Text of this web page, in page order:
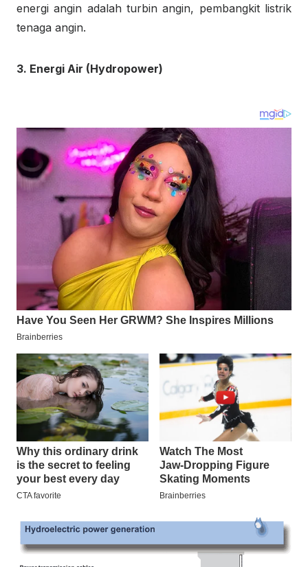
energi angin adalah turbin angin, pembangkit listrik
tenaga angin.
3. Energi Air (Hydropower)